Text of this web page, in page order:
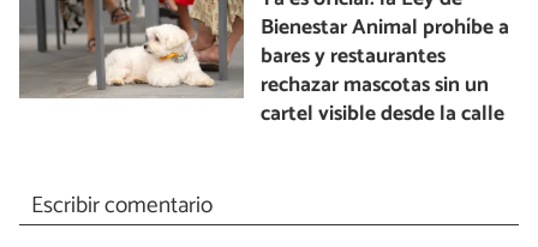
Bienestar Animal prohíbe a
bares y restaurantes
rechazar mascotas sin un
cartel visible desde la calle
Escribir comentario